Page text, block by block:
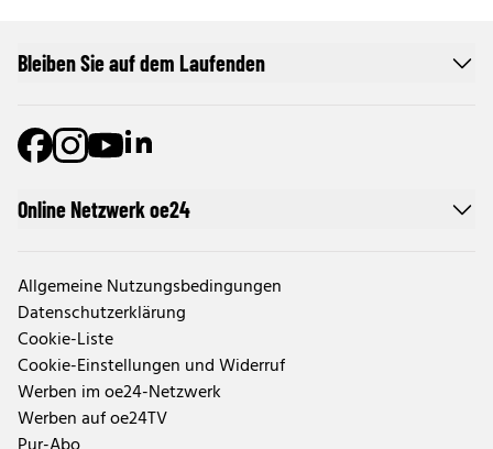
Online Netzwerk oe24
Allgemeine Nutzungsbedingungen
Datenschutzerklärung
Cookie-Liste
Cookie-Einstellungen und Widerruf
Werben im oe24-Netzwerk
Werben auf oe24TV
Bleiben Sie auf dem Laufenden